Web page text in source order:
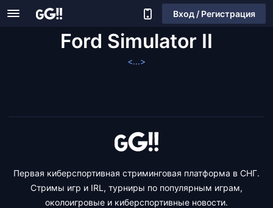
Вход / Регистрация
Ford Simulator II
<...>
Первая киберспортивная стриминговая платформа в СНГ.
Стримы игр и IRL, турниры по популярным играм,
околоигровые и киберспортивные новости.